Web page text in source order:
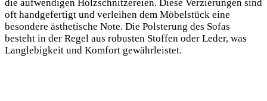
die aufwendigen Holzschnitzereien. Diese Verzierungen sind
oft handgefertigt und verleihen dem Möbelstück eine
besondere ästhetische Note. Die Polsterung des Sofas
besteht in der Regel aus robusten Stoffen oder Leder, was
Langlebigkeit und Komfort gewährleistet.